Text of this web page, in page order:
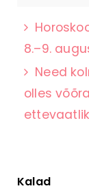
8.–9.
Need
olles
Kalad